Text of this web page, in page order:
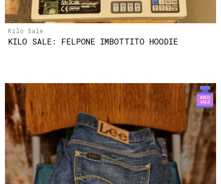
Kilo Sale
KILO SALE: FELPONE IMBOTTITO HOODIE